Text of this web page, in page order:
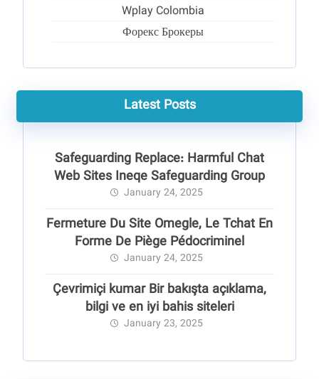
Wplay Colombia
Форекс Брокеры
Latest Posts
Safeguarding Replace: Harmful Chat
Web Sites Ineqe Safeguarding Group
January 24, 2025
Fermeture Du Site Omegle, Le Tchat En
Forme De Piège Pédocriminel
January 24, 2025
Çevrimiçi kumar Bir bakışta açıklama,
bilgi ve en iyi bahis siteleri
January 23, 2025